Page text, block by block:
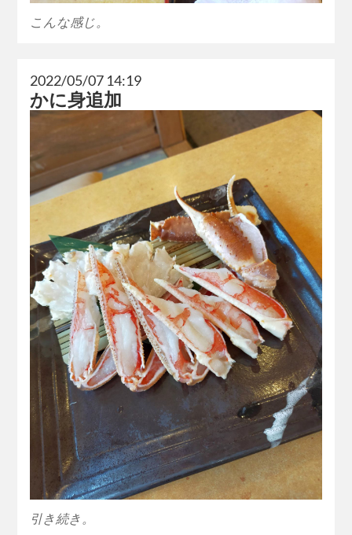
こんな感じ。
2022/05/07 14:19
かに身追加
引き続き。